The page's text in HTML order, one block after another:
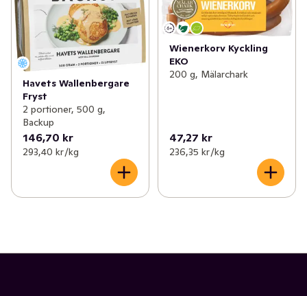
Havets Wallenbergare
Fryst
2 portioner, 500 g,
Backup
146,70 kr
293,40 kr /kg
Wienerkorv Kyckling
EKO
200 g, Mälarchark
47,27 kr
236,35 kr /kg